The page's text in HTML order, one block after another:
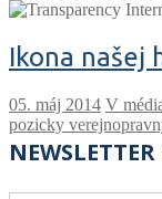
Ikona našej
V
pozicky